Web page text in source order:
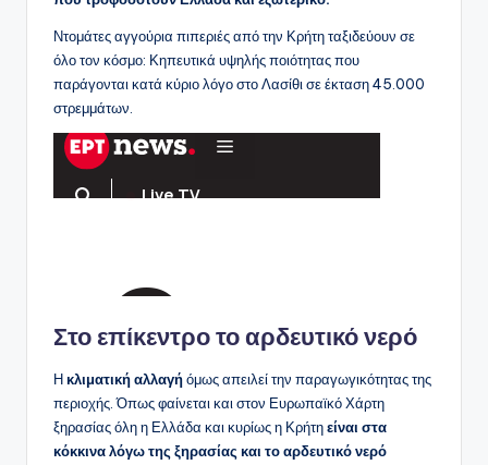
Ντομάτες αγγούρια πιπεριές από την Κρήτη ταξιδεύουν σε
όλο τον κόσμο: Κηπευτικά υψηλής ποιότητας που
παράγονται κατά κύριο λόγο στο Λασίθι σε έκταση 45.000
στρεμμάτων.
Στο επίκεντρο το αρδευτικό νερό
Ηκλιματική αλλαγήόμως απειλεί την παραγωγικότητας της
περιοχής. Όπως φαίνεται και στον Ευρωπαϊκό Χάρτη
ξηρασίας όλη η Ελλάδα και κυρίως η Κρήτηείναι στα
κόκκινα λόγω της ξηρασίας και το αρδευτικό νερό